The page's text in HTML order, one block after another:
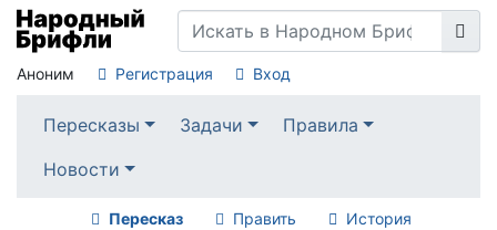
Аноним Регистрация Вход
Пересказы Задачи
Правила
Новости
Пересказ Править История